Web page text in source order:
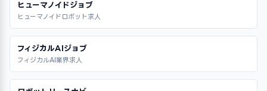
ヒューマノイドジョブ
ヒューマノイドロボット求人
フィジカルAIジョブ
フィジカルAI業界求人